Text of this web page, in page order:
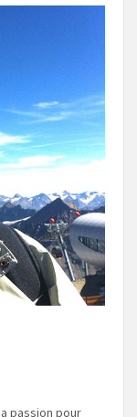
passion pour